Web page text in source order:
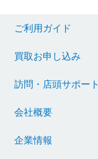
ご利用ガイド
買取お申し込み
訪問・店頭サポート
会社概要
企業情報